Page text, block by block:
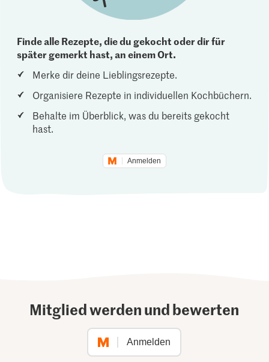
Finde alle Rezepte, die du gekocht oder dir für
später gemerkt hast, an einem Ort.
Merke dir deine Lieblingsrezepte.
Organisiere Rezepte in individuellen Kochbüchern.
Behalte im Überblick, was du bereits gekocht
hast.
Anmelden
Mitglied werden und bewerten
Anmelden